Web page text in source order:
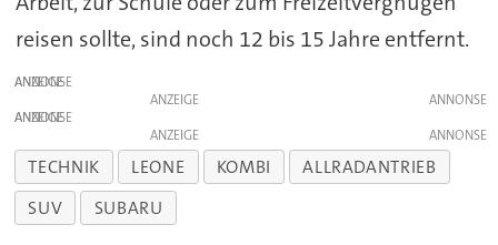
reisen sollte, sind noch 12 bis 15 Jahre entfernt.
ANZEIGE
ANZEIGE
ANZEIGE
ANZEIGE
TECHNIK LEONE KOMBI
ALLRADANTRIEB
SUV
SUBARU